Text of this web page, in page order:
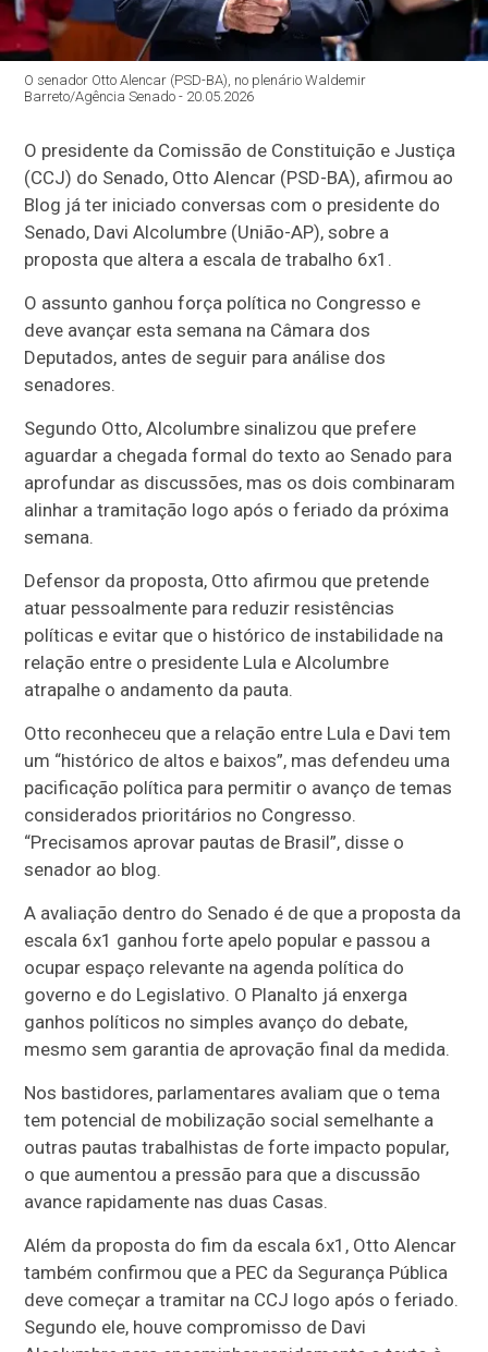
O senador Otto Alencar (PSD-BA), no plenário Waldemir
Barreto/Agência Senado - 20.05.2026
O presidente da Comissão de Constituição e Justiça
(CCJ) do Senado, Otto Alencar (PSD-BA), afirmou ao
Blog já ter iniciado conversas com o presidente do
Senado, Davi Alcolumbre (União-AP), sobre a
proposta que altera a escala de trabalho 6x1.
O assunto ganhou força política no Congresso e
deve avançar esta semana na Câmara dos
Deputados, antes de seguir para análise dos
senadores.
Segundo Otto, Alcolumbre sinalizou que prefere
aguardar a chegada formal do texto ao Senado para
aprofundar as discussões, mas os dois combinaram
alinhar a tramitação logo após o feriado da próxima
semana.
Defensor da proposta, Otto afirmou que pretende
atuar pessoalmente para reduzir resistências
políticas e evitar que o histórico de instabilidade na
relação entre o presidente Lula e Alcolumbre
atrapalhe o andamento da pauta.
Otto reconheceu que a relação entre Lula e Davi tem
um “histórico de altos e baixos”, mas defendeu uma
pacificação política para permitir o avanço de temas
considerados prioritários no Congresso.
“Precisamos aprovar pautas de Brasil”, disse o
senador ao blog.
A avaliação dentro do Senado é de que a proposta da
escala 6x1 ganhou forte apelo popular e passou a
ocupar espaço relevante na agenda política do
governo e do Legislativo. O Planalto já enxerga
ganhos políticos no simples avanço do debate,
mesmo sem garantia de aprovação final da medida.
Nos bastidores, parlamentares avaliam que o tema
tem potencial de mobilização social semelhante a
outras pautas trabalhistas de forte impacto popular,
o que aumentou a pressão para que a discussão
avance rapidamente nas duas Casas.
Além da proposta do fim da escala 6x1, Otto Alencar
também confirmou que a PEC da Segurança Pública
deve começar a tramitar na CCJ logo após o feriado.
Segundo ele, houve compromisso de Davi